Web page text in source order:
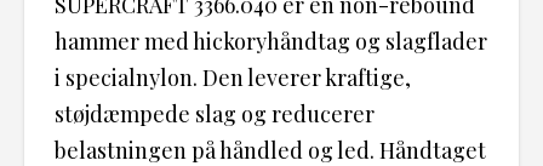
hammer med hickoryhåndtag og slagflader
i specialnylon. Den leverer kraftige,
støjdæmpede slag og reducerer
belastningen på håndled og led. Håndtaget